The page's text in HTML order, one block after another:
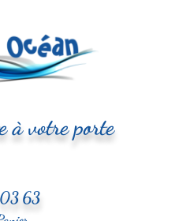
à votre porte
63